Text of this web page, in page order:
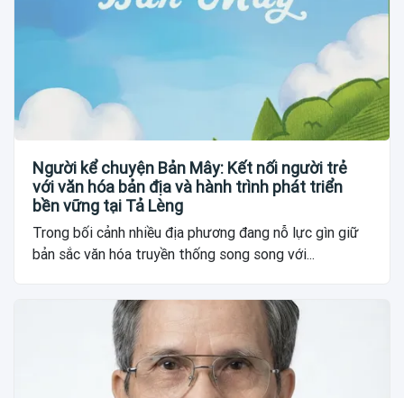
Người kể chuyện Bản Mây: Kết nối người trẻ
với văn hóa bản địa và hành trình phát triển
bền vững tại Tả Lèng
Trong bối cảnh nhiều địa phương đang nỗ lực gìn giữ
bản sắc văn hóa truyền thống song song với...